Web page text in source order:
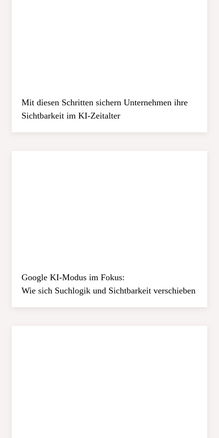
Mit diesen Schritten sichern Unternehmen ihre
Sichtbarkeit im KI-Zeitalter
Google KI-Modus im Fokus:
Wie sich Suchlogik und Sichtbarkeit verschieben